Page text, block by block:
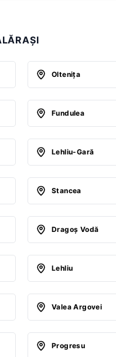
Olteniţa
Fundulea
Lehliu-Gară
Stancea
Dragoş Vodă
Lehliu
Valea Argovei
Progresu